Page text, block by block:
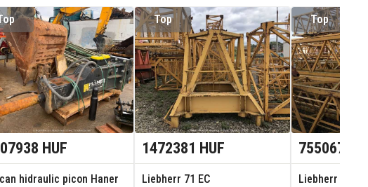
HUF
hidraulic picon Haner
Top
1472381 HUF
Liebherr 71 EC
Top
755067
Liebherr 71 EC